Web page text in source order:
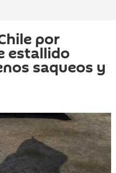
por
estallido
saqueos y